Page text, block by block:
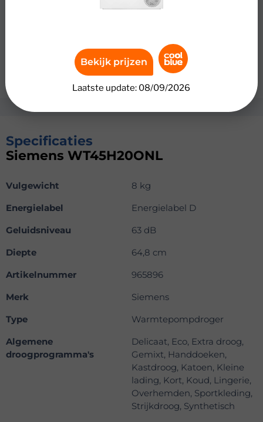
was en vochtigheid in de trommel. Daardoor past de
dan gemiddeld. Daardoor heb je minder last van lawaai.
De middenklasse bouwkwaliteit gaat langer mee. Met 8
kilogram droog je kleine en middelgrote ladingen.
Specificaties
Siemens WT45H20ONL
Vulgewicht
8 kg
Energielabel
Energielabel D
Geluidsniveau
63 dB
Diepte
64,8 cm
Artikelnummer
965896
Merk
Siemens
Type
Warmtepompdroger
Algemene
droogprogramma's
Delicaat, Eco, Extra droog,
Gemixt, Handdoeken,
Kastdroog, Katoen, Kleine
lading, Kort, Koud, Lingerie,
Overhemden, Sportkleding,
Strijkdroog, Synthetisch
Bekijk prijzen
Laatste update: 08/09/2026